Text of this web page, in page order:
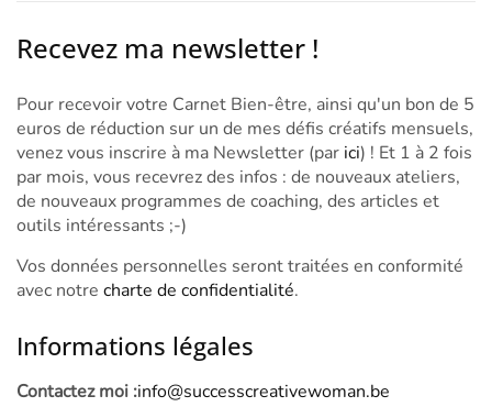
Recevez ma newsletter !
Pour recevoir votre Carnet Bien-être, ainsi qu'un bon de 5
euros de réduction sur un de mes défis créatifs mensuels,
venez vous inscrire à ma Newsletter (par ici) ! Et 1 à 2 fois
par mois, vous recevrez des infos : de nouveaux ateliers,
de nouveaux programmes de coaching, des articles et
outils intéressants ;-)
Vos données personnelles seront traitées en conformité
avec notre charte de confidentialité.
Informations légales
Contactez moi :info@successcreativewoman.be